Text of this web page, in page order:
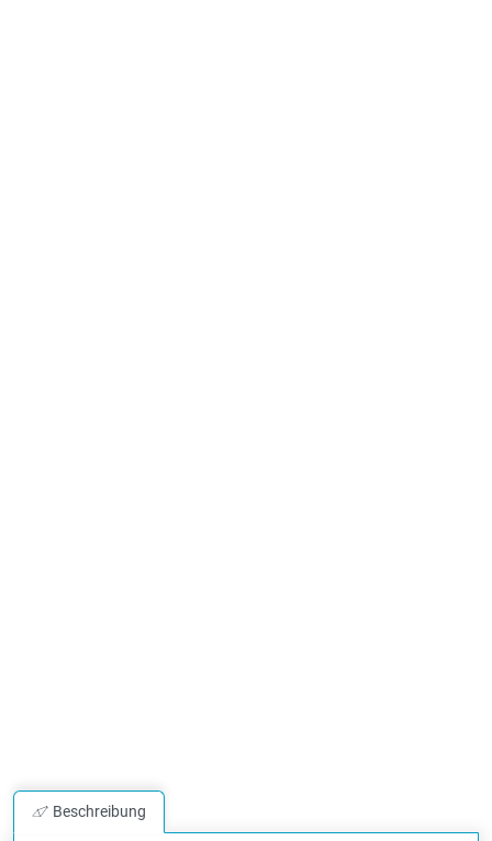
Beschreibung